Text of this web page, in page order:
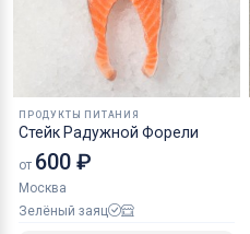
ПРОДУКТЫ ПИТАНИЯ
Стейк Радужной Форели
от 600 ₽
Москва
Зелёный заяц